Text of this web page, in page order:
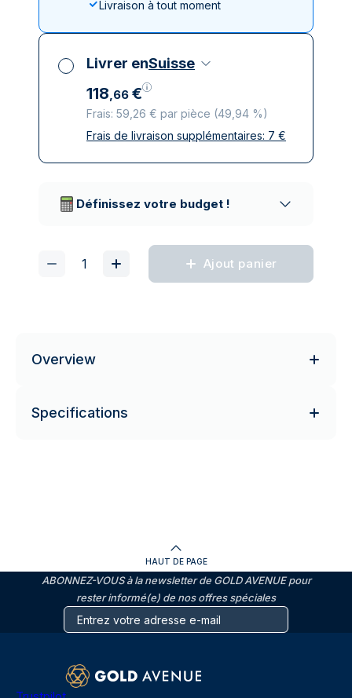
Livraison à tout moment
Livrer enSuisse
118,66 €
Frais: 59,26 € par pièce (49,94 %)
Toutes taxes comprises
Frais de livraison supplémentaires: 7 €
Définissez votre budget !
Ajout panier
Overview
Specifications
HAUT DE PAGE
ABONNEZ-VOUS à la newsletter de GOLD AVENUE pour
rester informé(e) de nos offres spéciales